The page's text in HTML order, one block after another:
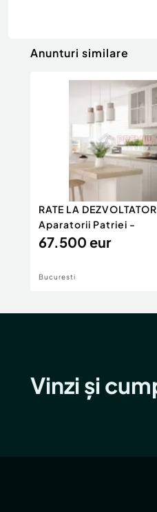
Anunturi similare
RATE LA
Aparatorii Patriei -
67.500 eur
Bucuresti
Vinzi și